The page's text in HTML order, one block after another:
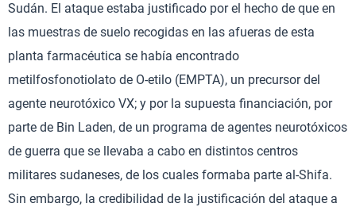
Sudán. El ataque estaba justificado por el hecho de que en
las muestras de suelo recogidas en las afueras de esta
planta farmacéutica se había encontrado
metilfosfonotiolato de O-etilo (EMPTA), un precursor del
agente neurotóxico VX; y por la supuesta financiación, por
parte de Bin Laden, de un programa de agentes neurotóxicos
de guerra que se llevaba a cabo en distintos centros
militares sudaneses, de los cuales formaba parte al-Shifa.
Sin embargo, la credibilidad de la justificación del ataque a